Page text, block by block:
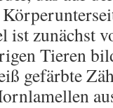
ist zunächst
Tieren
gefärbte